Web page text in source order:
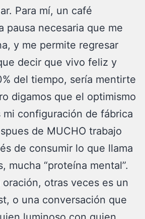
Para mí, un café
pausa necesaria que me
y me permite regresar
decir que vivo feliz y
del tiempo, sería mentirte
digamos que el optimismo
configuración de fábrica
de MUCHO trabajo
de consumir lo que llama
mucha “proteína mental”.
otras veces es un
o una conversación que